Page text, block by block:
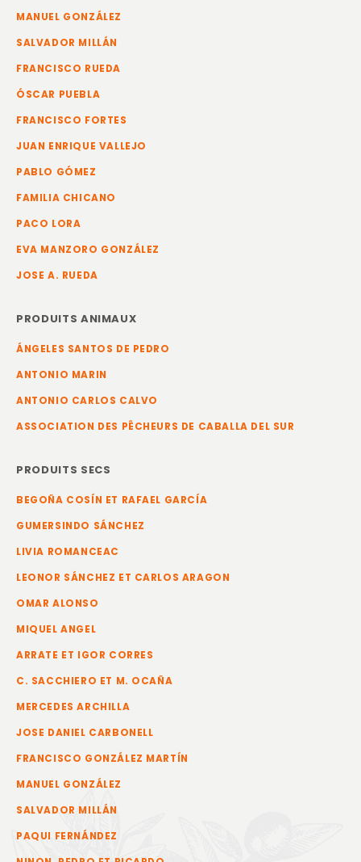
MANUEL GONZÁLEZ
SALVADOR MILLÁN
FRANCISCO RUEDA
ÓSCAR PUEBLA
FRANCISCO FORTES
JUAN ENRIQUE VALLEJO
PABLO GÓMEZ
FAMILIA CHICANO
PACO LORA
EVA MANZORO GONZÁLEZ
JOSE A. RUEDA
PRODUITS ANIMAUX
ÁNGELES SANTOS DE PEDRO
ANTONIO MARIN
ANTONIO CARLOS CALVO
ASSOCIATION DES PÊCHEURS DE CABALLA DEL SUR
PRODUITS SECS
BEGOÑA COSÍN ET RAFAEL GARCÍA
GUMERSINDO SÁNCHEZ
LIVIA ROMANCEAC
LEONOR SÁNCHEZ ET CARLOS ARAGON
OMAR ALONSO
MIQUEL ANGEL
ARRATE ET IGOR CORRES
C. SACCHIERO ET M. OCAÑA
MERCEDES ARCHILLA
JOSE DANIEL CARBONELL
FRANCISCO GONZÁLEZ MARTÍN
MANUEL GONZÁLEZ
SALVADOR MILLÁN
PAQUI FERNÁNDEZ